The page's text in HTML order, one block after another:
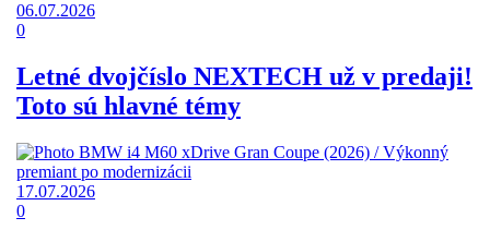
06.07.2026
0
Letné dvojčíslo NEXTECH už v predaji!
Toto sú hlavné témy
17.07.2026
0